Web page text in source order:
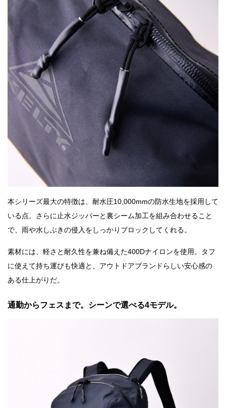
本シリーズ最大の特徴は、耐水圧10,000mmの防水生地を採用して
いる点。さらに止水ジッパーと裏シーム加工を組み合わせること
で、雨や水しぶきの侵入をしっかりブロックしてくれる。
素材には、軽さと耐久性を兼ね備えた400Dナイロンを使用。タフ
に使えて持ち運びも快適と、アウトドアブランドらしい安心感の
ある仕上がりだ。
通勤からフェスまで。シーンで選べる4モデル。